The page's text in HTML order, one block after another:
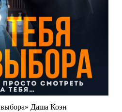
выбора» Даша Коэн